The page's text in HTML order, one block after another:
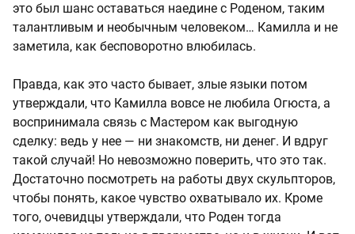
это был шанс оставаться наедине с Роденом, таким
талантливым и необычным человеком… Камилла и не
заметила, как бесповоротно влюбилась.
Правда, как это часто бывает, злые языки потом
утверждали, что Камилла вовсе не любила Огюста, а
воспринимала связь с Мастером как выгодную
сделку: ведь у нее — ни знакомств, ни денег. И вдруг
такой случай! Но невозможно поверить, что это так.
Достаточно посмотреть на работы двух скульпторов,
чтобы понять, какое чувство охватывало их. Кроме
того, очевидцы утверждали, что Роден тогда